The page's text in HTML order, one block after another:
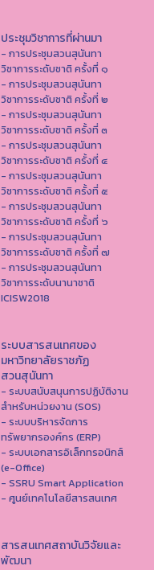
ประชุมวิชาการที่ผ่านมา
- การประชุมสวนสุนันทา
วิชาการระดับชาติ ครั้งที่ ๑
- การประชุมสวนสุนันทา
วิชาการระดับชาติ ครั้งที่ ๒
- การประชุมสวนสุนันทา
วิชาการระดับชาติ ครั้งที่ ๓
- การประชุมสวนสุนันทา
วิชาการระดับชาติ ครั้งที่ ๔
- การประชุมสวนสุนันทา
วิชาการระดับชาติ ครั้งที่ ๕
- การประชุมสวนสุนันทา
วิชาการระดับชาติ ครั้งที่ ๖
- การประชุมสวนสุนันทา
วิชาการระดับชาติ ครั้งที่ ๗
- การประชุมสวนสุนันทา
วิชาการระดับนานาชาติ
ICISW2018
ระบบสารสนเทศของ
มหาวิทยาลัยราชภัฏ
สวนสุนันทา
- ระบบสนับสนุนการปฏิบัติงาน
สำหรับหน่วยงาน (SOS)
- ระบบบริหารจัดการ
ทรัพยากรองค์กร (ERP)
- ระบบเอกสารอิเล็กทรอนิกส์
(e-Office)
- SSRU Smart Application
- ศูนย์เทคโนโลยีสารสนเทศ
สารสนเทศสถาบันวิจัยและ
พัฒนา